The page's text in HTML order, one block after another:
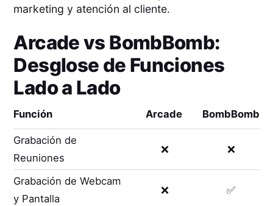
marketing y atención al cliente.
Arcadevs BombBomb:
Desglose de Funciones
Lado a Lado
Función Arcade BombBomb
Grabación de
Reuniones
❌ ❌
Grabación de Webcam
y Pantalla
❌ ✅